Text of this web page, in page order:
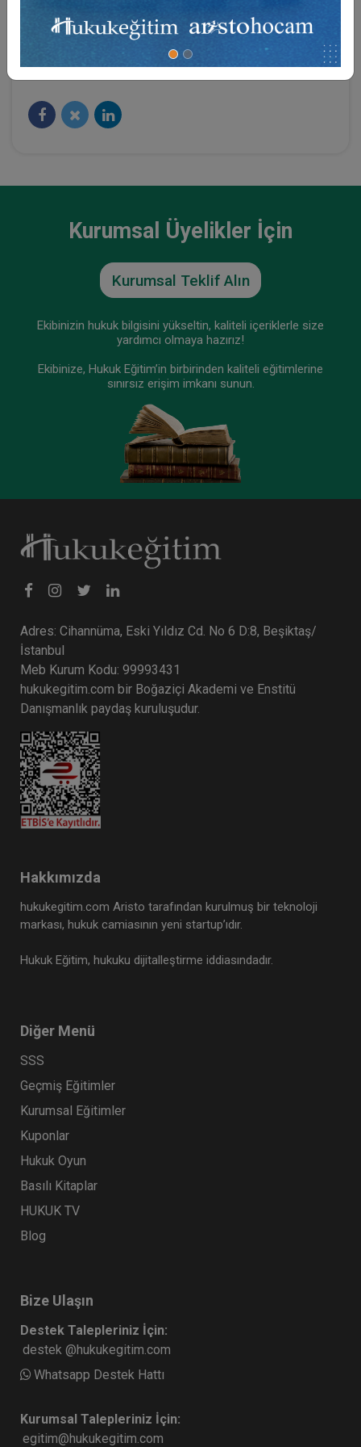
Sosyal Medya
Kurumsal Üyelikler İçin
Kurumsal Teklif Alın
Ekibinizin hukuk bilgisini yükseltin, kaliteli içeriklerle size
yardımcı olmaya hazırız!
Ekibinize, Hukuk Eğitim’in birbirinden kaliteli eğitimlerine
sınırsız erişim imkanı sunun.
Adres: Cihannüma, Eski Yıldız Cd. No 6 D:8, Beşiktaş/
İstanbul
Meb Kurum Kodu: 99993431
hukukegitim.com bir Boğaziçi Akademi ve Enstitü
Danışmanlık paydaş kuruluşudur.
Hakkımızda
hukukegitim.com Aristo tarafından kurulmuş bir teknoloji
markası, hukuk camiasının yeni startup’ıdır.
Hukuk Eğitim, hukuku dijitalleştirme iddiasındadır.
Diğer Menü
SSS
Geçmiş Eğitimler
Kurumsal Eğitimler
Kuponlar
Hukuk Oyun
Basılı Kitaplar
HUKUK TV
Blog
Bize Ulaşın
Destek Talepleriniz İçin:
destek @hukukegitim.com
Whatsapp Destek Hattı
Kurumsal Talepleriniz İçin:
egitim@hukukegitim.com